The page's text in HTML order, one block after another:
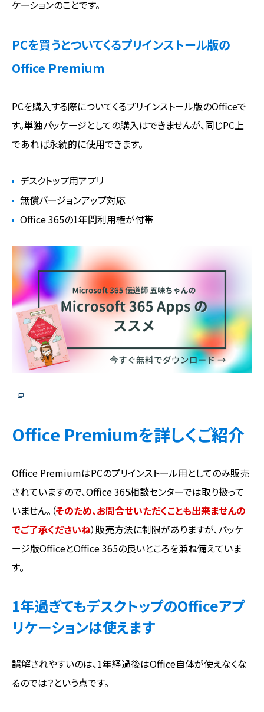
ケーションのことです。
PCを買うとついてくるプリインストール版の
Office Premium
PCを購入する際についてくるプリインストール版のOfficeで
す。単独パッケージとしての購入はできませんが、同じPC上
であれば永続的に使用できます。
デスクトップ用アプリ
無償バージョンアップ対応
Office 365の1年間利用権が付帯
Office Premiumを詳しくご紹介
Office PremiumはPCのプリインストール用としてのみ販売
されていますので、Office 365相談センターでは取り扱って
いません。（そのため、お問合せいただくことも出来ませんの
でご了承くださいね）販売方法に制限がありますが、パッケ
ージ版OfficeとOffice 365の良いところを兼ね備えていま
す。
1年過ぎてもデスクトップのOfficeアプ
リケーションは使えます
誤解されやすいのは、1年経過後はOffice自体が使えなくな
るのでは？という点です。